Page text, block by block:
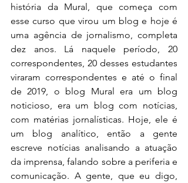
história da Mural, que começa com
esse curso que virou um blog e hoje é
uma agência de jornalismo, completa
dez anos. Lá naquele período, 20
correspondentes, 20 desses estudantes
viraram correspondentes e até o final
de 2019, o blog Mural era um blog
noticioso, era um blog com notícias,
com matérias jornalísticas. Hoje, ele é
um blog analítico, então a gente
escreve notícias analisando a atuação
da imprensa, falando sobre a periferia e
comunicação. A gente, que eu digo,